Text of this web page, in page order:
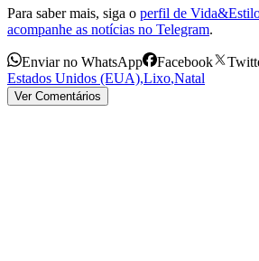
Para saber mais, siga o perfil de
acompanhe as notícias no Telegram.
Enviar no WhatsApp Facebook
Estados Unidos (EUA),Lixo,Natal
Ver Comentários